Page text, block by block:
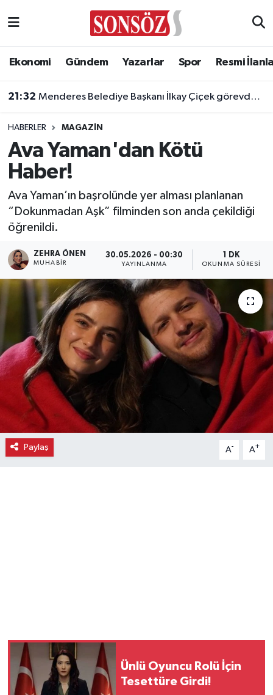
Ekonomi Gündem Yazarlar Spor Resmi
21:32 Menderes Belediye Başkanı İlkay Çiçek görevden uzaklaştırıldı
HABERLER MAGAZIN
Ava Yaman'dan Kötü
Haber!
Ava Yaman’ın başrolünde yer alması planlanan
“Dokunmadan Aşk” filminden son anda çekildiği
öğrenildi.
ZEHRA ÖNEN
MUHABIR
30.05.2026 - 00:30
YAYINLANMA
1 DK
OKUNMA SÜRESI
Paylaş A- A+
Ünlü Oyuncu Rolü İçin
Tesettüre Girdi!
Asayiş
Biyografi
Çevre
Diğer
Dünya
Eğitim
Ekonomi
Eleman
Emlak
Gündem
Gurme
Haber
Sağlık
Seri İlan
Ankara Nöbetçi Eczaneler
Ankara Trafik Yoğunluk Haritası
Süper Lig Puan Durumu ve Fikstür
Tüm Manşetler
Son Dakika Haberleri
Haber Arşivi